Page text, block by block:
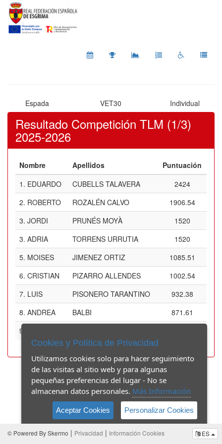
Espada VET30 Individual
Resultado Competición TLM (1/3)
2025-2026
Nombre Apellidos
Puntuación
1. EDUARDO CUBELLS TALAVERA
2424
2. ROBERTO ROZALÉN CALVO
1906.54
3. JORDI PRUNÉS MOYÀ
1520
3. ADRIA TORRENS URRUTIA
1520
5. MOISES JIMENEZ ORTIZ
1085.51
6. CRISTIAN PIZARRO ALLENDES
1002.54
7. LUIS PISONERO TARANTINO
932.38
8. ANDREA BALBI
871.61
9.
© Powered By Skermo | Privacidad | Información Cookies ES
Cookies y Política de Privacidad
Utilizamos cookies solo para hacer seguimiento
de las visitas al sitio web y para algunas
pequeñas preferencias del lugar - No se
almacenan datos personales. Más Información
Aceptar Cookies Personalizar Cookies